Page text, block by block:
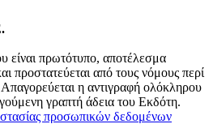
είναι πρωτότυπο, αποτέλεσμα
προστατεύεται από τους νόμους περί
η αντιγραφή ολόκληρου
γραπτή άδεια του Εκδότη.
προσωπικών δεδομένων